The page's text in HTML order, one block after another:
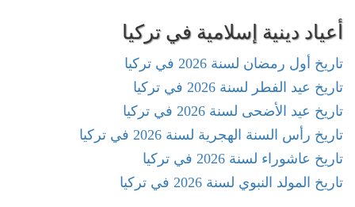
أعياد دينية إسلامية في تركيا
تاريخ أول رمضان لسنة 2026 في تركيا
تاريخ عيد الفطر لسنة 2026 في تركيا
تاريخ عيد الأضحى لسنة 2026 في تركيا
تاريخ رأس السنة الهجرية لسنة 2026 في تركيا
تاريخ عاشوراء لسنة 2026 في تركيا
تاريخ المولد النبوي لسنة 2026 في تركيا